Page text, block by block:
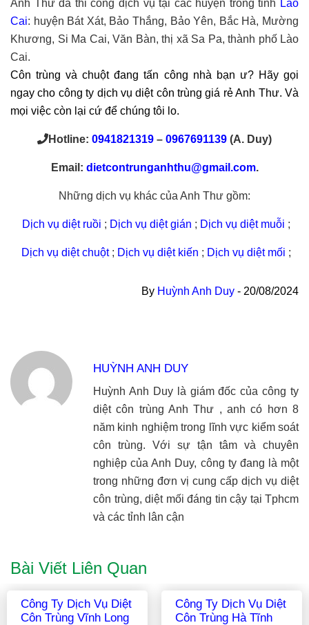
Anh Thư đã thi công dịch vụ tại các huyện trong tỉnh Lào
Cai: huyện Bát Xát, Bảo Thắng, Bảo Yên, Bắc Hà, Mường
Khương, Si Ma Cai, Văn Bàn, thị xã Sa Pa, thành phố Lào
Cai.
Côn trùng và chuột đang tấn công nhà bạn ư? Hãy gọi
ngay cho công ty dịch vụ diệt côn trùng giá rẻ Anh Thư. Và
mọi việc còn lại cứ để chúng tôi lo.
Hotline: 0941821319 – 0967691139 (A. Duy)
Email: dietcontrunganhthu@gmail.com.
Những dịch vụ khác của Anh Thư gồm:
Dịch vụ diệt ruồi ; Dịch vụ diệt gián ; Dịch vụ diệt muỗi ;
Dịch vụ diệt chuột; Dịch vụ diệt kiến ; Dịch vụ diệt mối ;
By Huỳnh Anh Duy - 20/08/2024
HUỲNH ANH DUY
Huỳnh Anh Duy là giám đốc của công ty
diệt côn trùng Anh Thư , anh có hơn 8
năm kinh nghiệm trong lĩnh vực kiểm soát
côn trùng. Với sự tận tâm và chuyên
nghiệp của Anh Duy, công ty đang là một
trong những đơn vị cung cấp dịch vụ diệt
côn trùng, diệt mối đáng tin cậy tại Tphcm
và các tỉnh lân cận
Bài Viết Liên Quan
30+ Cách Diệt Chuột
Hiệu Quả Và An Toàn
Công Ty Dịch Vụ Diệt
Côn Trùng Khánh Hòa